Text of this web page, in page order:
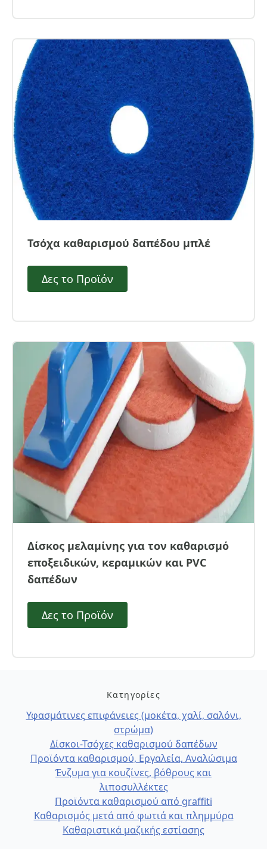
Τσόχα καθαρισμού δαπέδου μπλέ
Δες το Προϊόν
Δίσκος μελαμίνης για τον καθαρισμό
εποξειδικών, κεραμικών και PVC
δαπέδων
Δες το Προϊόν
Κατηγορίες
Υφασμάτινες επιφάνειες (μοκέτα, χαλί, σαλόνι,
στρώμα)
Δίσκοι-Τσόχες καθαρισμού δαπέδων
Προϊόντα καθαρισμού, Εργαλεία, Αναλώσιμα
Ένζυμα για κουζίνες, βόθρους και
λιποσυλλέκτες
Προϊόντα καθαρισμού από graffiti
Καθαρισμός μετά από φωτιά και πλημμύρα
Καθαριστικά μαζικής εστίασης